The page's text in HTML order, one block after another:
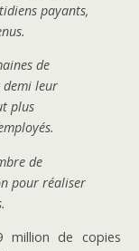
payants,
de
demi leur
plus
de
pour réaliser
million de copies